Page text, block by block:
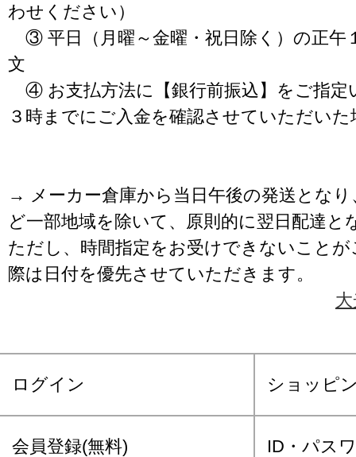
わせください）
③ 平日（月曜～金曜・祝日除く）の正午
文
④ お支払方法に【銀行前振込】をご指定
３時までにご入金を確認させていただいた
→ メーカー倉庫から当日午後の発送となり
ど一部地域を除いて、原則的に翌日配達と
ただし、時間指定をお受けできないこと
際は日付を優先させていただきます。
ログイン ショッピ
会員登録(無料) ID・パス